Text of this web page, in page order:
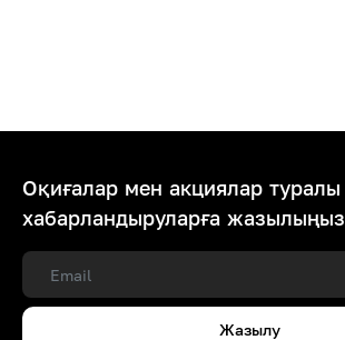
Оқиғалар мен акциялар туралы
хабарландыруларға жазылыңыз
Жазылу